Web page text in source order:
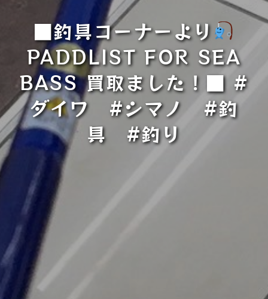
■釣具コーナーより
PADDLIST FOR SEA
BASS 買取ました！■ #
ダイワ #シマノ #釣
具 #釣り